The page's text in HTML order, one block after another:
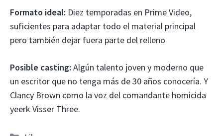
Formato ideal: Diez temporadas en Prime Video,
suficientes para adaptar todo el material principal
pero también dejar fuera parte del relleno
Posible casting: Algún talento joven y moderno que
un escritor que no tenga más de 30 años conocería. Y
Clancy Brown como la voz del comandante homicida
yeerk Visser Three.